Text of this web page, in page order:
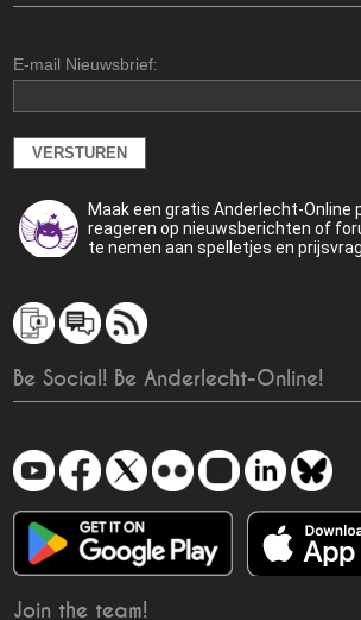
E-mail Nieuwsbrief:
Maak een gratis Anderlecht-Online
reageren op nieuwsberichten of
te nemen aan spelletjes en
Be Social! Be Anderlecht-Online!
Join the team!